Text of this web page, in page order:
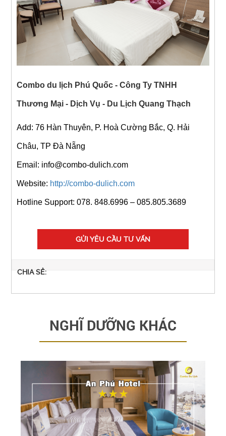
Combo du lịch Phú Quốc - Công Ty TNHH
Thương Mại - Dịch Vụ - Du Lịch Quang Thạch
Add: 76 Hàn Thuyên, P. Hoà Cường Bắc, Q. Hải
Châu, TP Đà Nẵng
Email: info@combo-dulich.com
Website: http://combo-dulich.com
Hotline Support: 078. 848.6996 – 085.805.3689
GỬI YÊU CẦU TƯ VẤN
CHIA SẺ:
NGHĨ DƯỠNG KHÁC